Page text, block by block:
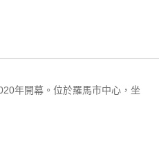
年開幕。位於羅馬市中心，坐